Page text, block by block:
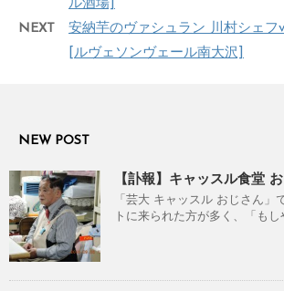
ル酒場]
NEXT
安納芋のヴァシュラン 川村シェフ
[ルヴェソンヴェール南大沢]
NEW POST
【訃報】キャッスル食堂
「芸大 キャッスル おじさん」
トに来られた方が多く、「もし